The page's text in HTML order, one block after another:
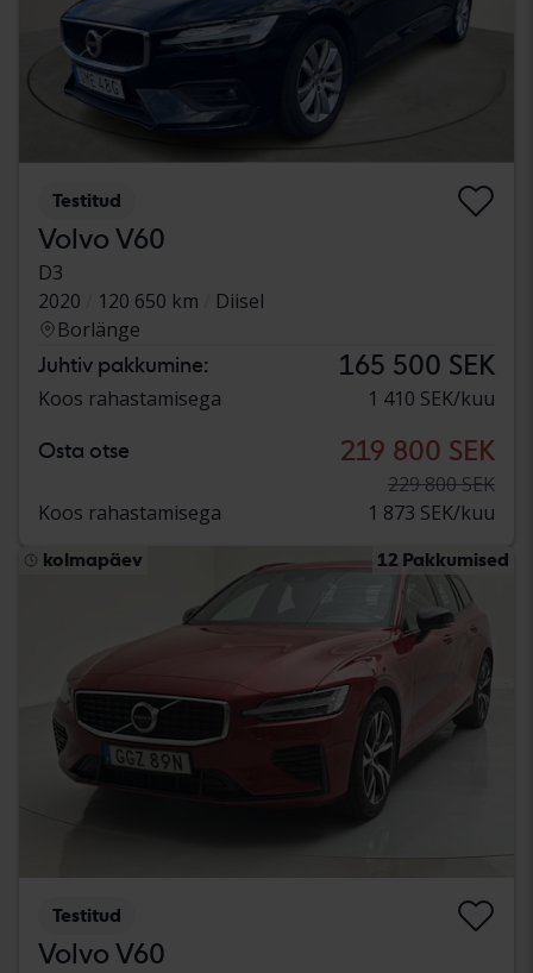
Testitud
Volvo V60
D3
2020
120 650 km
Diisel
Borlänge
Juhtiv pakkumine: 165 500 SEK
Koos rahastamisega 1 410 SEK/kuu
Osta otse 219 800 SEK
229 800 SEK
Koos rahastamisega
1 873 SEK/kuu
kolmapäev 12 Pakkumised
Testitud
Volvo V60